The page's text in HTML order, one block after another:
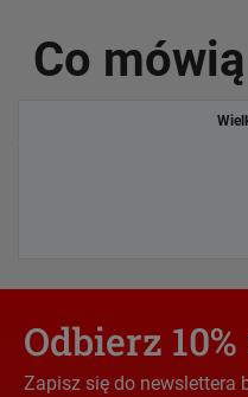
Co
Odbierz
Zapisz się do newslettera